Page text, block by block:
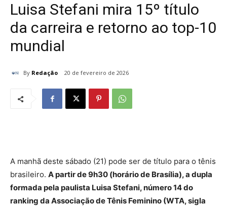
Luisa Stefani mira 15º título
da carreira e retorno ao top-10
mundial
By Redação 20 de fevereiro de 2026
A manhã deste sábado (21) pode ser de título para o tênis
brasileiro. A partir de 9h30 (horário de Brasília), a dupla
formada pela paulista Luisa Stefani, número 14 do
ranking da Associação de Tênis Feminino (WTA, sigla